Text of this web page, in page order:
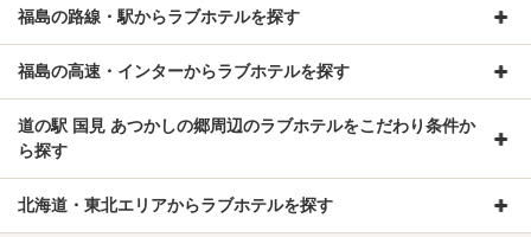
福島の路線・駅からラブホテルを探す
福島の高速・インターからラブホテルを探す
道の駅 国見 あつかしの郷周辺のラブホテルをこだわり条件か
ら探す
北海道・東北エリアからラブホテルを探す